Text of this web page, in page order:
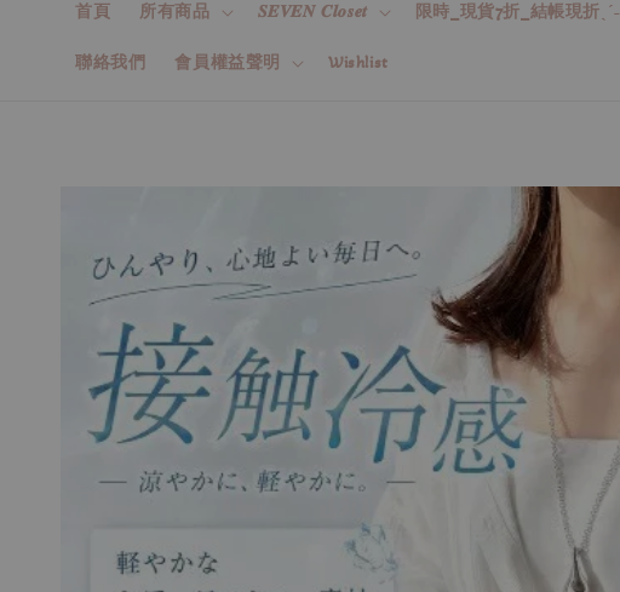
首頁 所有商品 𝑺𝑬𝑽𝑬𝑵 𝑪𝒍𝒐𝒔𝒆𝒕 限時_現貨7折_結帳現折ˎˊ˗
聯絡我們 會員權益聲明 Wishlist